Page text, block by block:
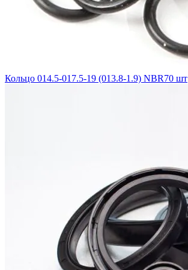
Кольцо 014.5-017.5-19 (013.8-1.9) NBR70 шт